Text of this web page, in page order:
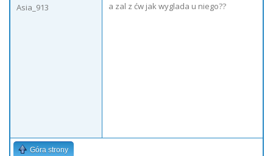
Asia_913
a zal z ćw jak wyglada u niego??
Góra strony